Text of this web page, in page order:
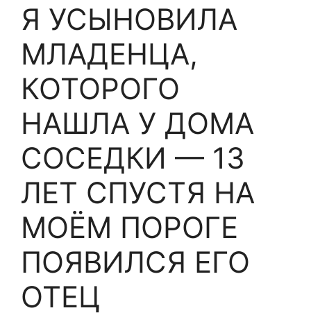
Я УСЫНОВИЛА
МЛАДЕНЦА,
КОТОРОГО
НАШЛА У ДОМА
СОСЕДКИ — 13
ЛЕТ СПУСТЯ НА
МОЁМ ПОРОГЕ
ПОЯВИЛСЯ ЕГО
ОТЕЦ